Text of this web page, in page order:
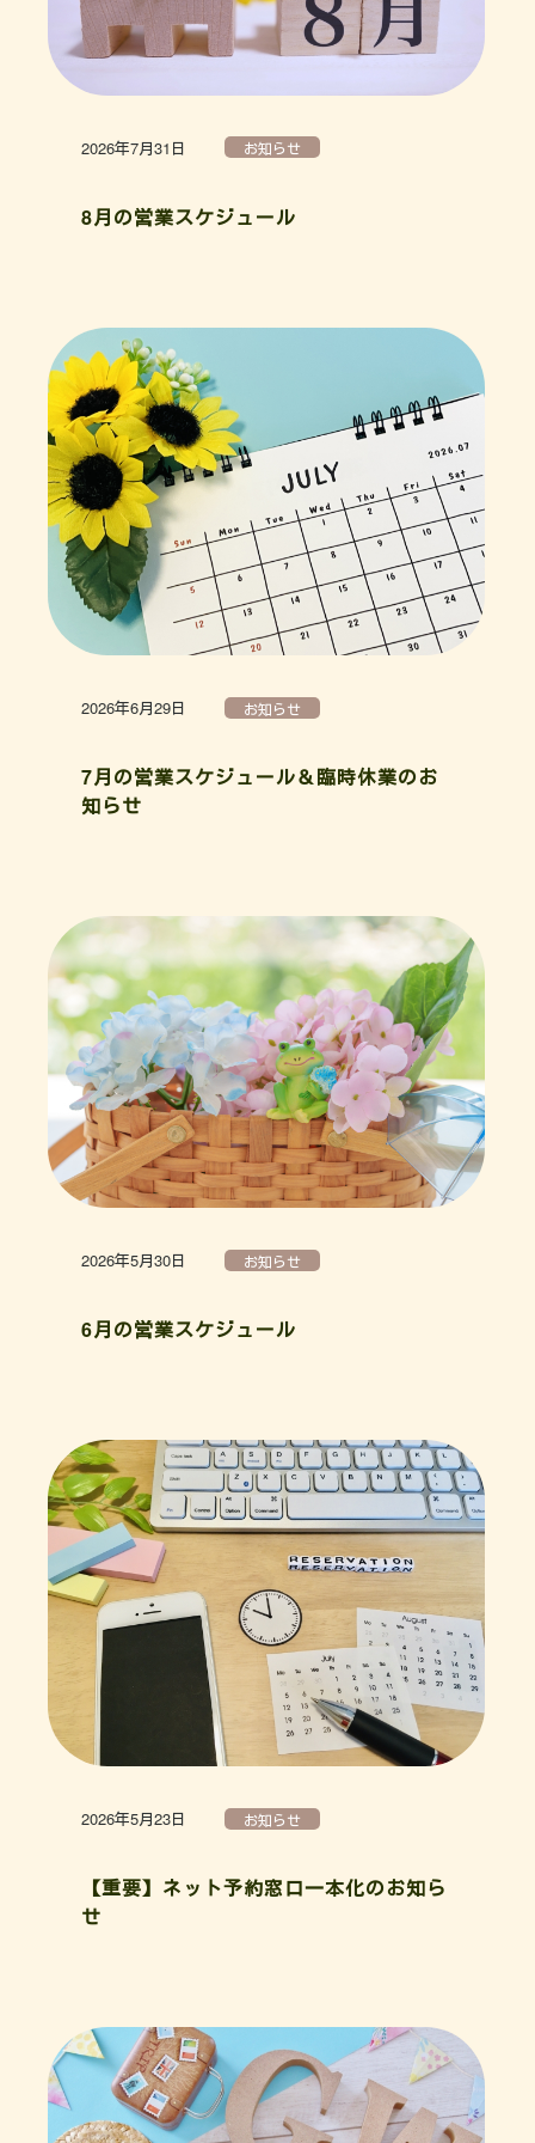
2026年7月31日 お知らせ
8月の営業スケジュール
2026年6月29日 お知らせ
7月の営業スケジュール＆臨時休業のお
知らせ
2026年5月30日 お知らせ
6月の営業スケジュール
2026年5月23日 お知らせ
【重要】ネット予約窓口一本化のお知ら
せ